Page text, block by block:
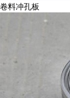
卷料冲孔板